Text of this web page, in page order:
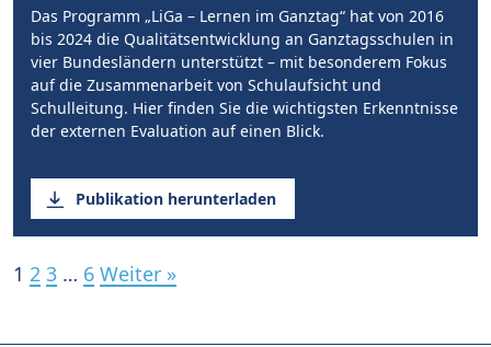
Das Programm „LiGa – Lernen im Ganztag“ hat von 2016
bis 2024 die Qualitätsentwicklung an Ganztagsschulen in
vier Bundesländern unterstützt – mit besonderem Fokus
auf die Zusammenarbeit von Schulaufsicht und
Schulleitung. Hier finden Sie die wichtigsten Erkenntnisse
der externen Evaluation auf einen Blick.
Publikation herunterladen
1 2 3 … 6 Weiter »